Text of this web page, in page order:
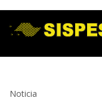
Noticia